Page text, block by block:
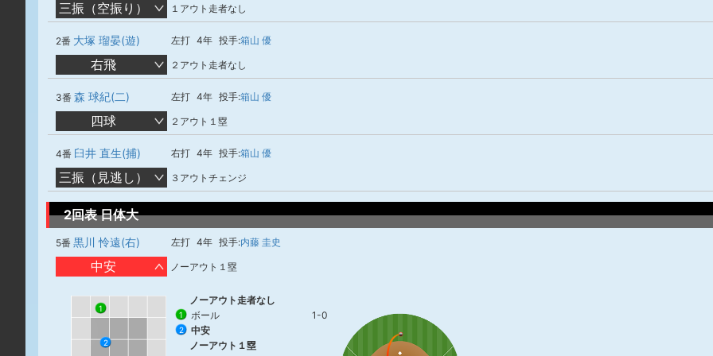
三振（空振り） １アウト走者なし
2番 大塚 瑠晏(遊) 左打 4年 投手:箱山 優
右飛 ２アウト走者なし
3番 森 球紀(二) 左打 4年 投手:箱山 優
四球 ２アウト１塁
4番 臼井 直生(捕) 右打 4年 投手:箱山 優
三振（見逃し） ３アウトチェンジ
2回表 日体大
5番 黒川 怜遠(右) 左打 4年 投手:内藤 圭史
中安 ノーアウト１塁
1
2
ノーアウト走者なし
1 ボール 1-0
2
中安
ノーアウト１塁